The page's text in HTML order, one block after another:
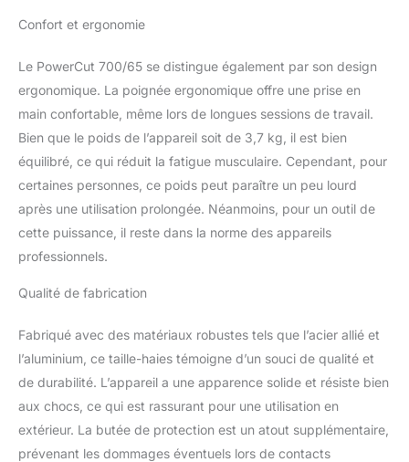
Confort et ergonomie
Le PowerCut 700/65 se distingue également par son design
ergonomique. La poignée ergonomique offre une prise en
main confortable, même lors de longues sessions de travail.
Bien que le poids de l’appareil soit de 3,7 kg, il est bien
équilibré, ce qui réduit la fatigue musculaire. Cependant, pour
certaines personnes, ce poids peut paraître un peu lourd
après une utilisation prolongée. Néanmoins, pour un outil de
cette puissance, il reste dans la norme des appareils
professionnels.
Qualité de fabrication
Fabriqué avec des matériaux robustes tels que l’acier allié et
l’aluminium, ce taille-haies témoigne d’un souci de qualité et
de durabilité. L’appareil a une apparence solide et résiste bien
aux chocs, ce qui est rassurant pour une utilisation en
extérieur. La butée de protection est un atout supplémentaire,
prévenant les dommages éventuels lors de contacts